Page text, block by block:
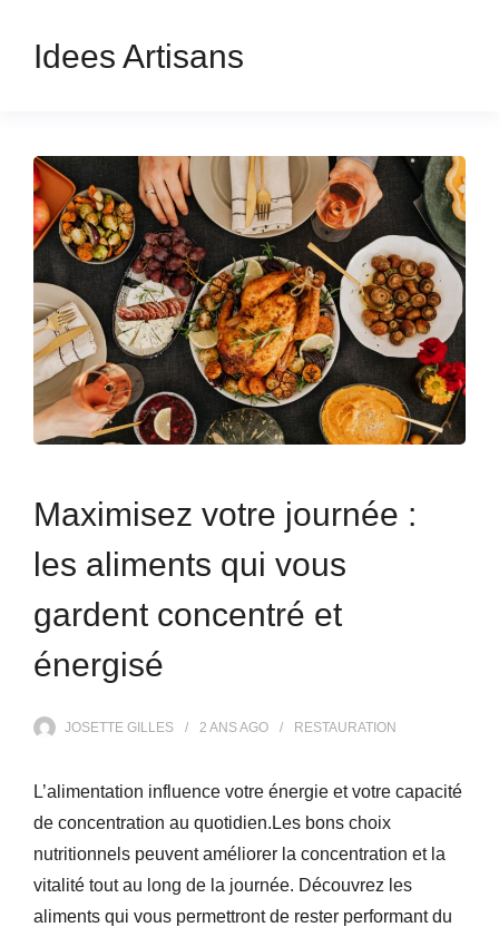
Idees Artisans
Maximisez votre journée :
les aliments qui vous
gardent concentré et
énergisé
JOSETTE GILLES 2 ANSAGO RESTAURATION
L’alimentation influence votre énergie et votre capacité
de concentration au quotidien.Les bons choix
nutritionnels peuvent améliorer la concentration et la
vitalité tout au long de la journée. Découvrez les
aliments qui vous permettront de rester performant du